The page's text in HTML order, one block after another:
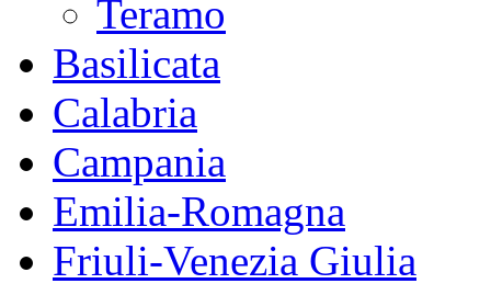
Teramo
Basilicata
Calabria
Campania
Emilia-Romagna
Friuli-Venezia Giulia